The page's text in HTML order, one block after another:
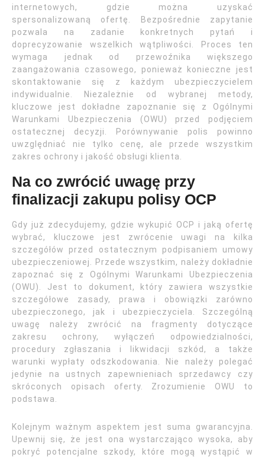
internetowych, gdzie można uzyskać
spersonalizowaną ofertę. Bezpośrednie zapytanie
pozwala na zadanie konkretnych pytań i
doprecyzowanie wszelkich wątpliwości. Proces ten
wymaga jednak od przewoźnika większego
zaangażowania czasowego, ponieważ konieczne jest
skontaktowanie się z każdym ubezpieczycielem
indywidualnie. Niezależnie od wybranej metody,
kluczowe jest dokładne zapoznanie się z Ogólnymi
Warunkami Ubezpieczenia (OWU) przed podjęciem
ostatecznej decyzji. Porównywanie polis powinno
uwzględniać nie tylko cenę, ale przede wszystkim
zakres ochrony i jakość obsługi klienta.
Na co zwrócić uwagę przy
finalizacji zakupu polisy OCP
Gdy już zdecydujemy, gdzie wykupić OCP i jaką ofertę
wybrać, kluczowe jest zwrócenie uwagi na kilka
szczegółów przed ostatecznym podpisaniem umowy
ubezpieczeniowej. Przede wszystkim, należy dokładnie
zapoznać się z Ogólnymi Warunkami Ubezpieczenia
(OWU). Jest to dokument, który zawiera wszystkie
szczegółowe zasady, prawa i obowiązki zarówno
ubezpieczonego, jak i ubezpieczyciela. Szczególną
uwagę należy zwrócić na fragmenty dotyczące
zakresu ochrony, wyłączeń odpowiedzialności,
procedury zgłaszania i likwidacji szkód, a także
warunki wypłaty odszkodowania. Nie należy polegać
jedynie na ustnych zapewnieniach sprzedawcy czy
skróconych opisach oferty. Zrozumienie OWU to
podstawa.
Kolejnym ważnym aspektem jest suma gwarancyjna.
Upewnij się, że jest ona wystarczająco wysoka, aby
pokryć potencjalne szkody, które mogą wystąpić w